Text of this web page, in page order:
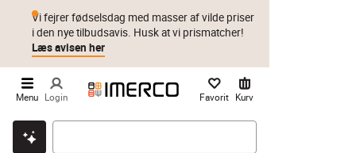
Klik & hent Byt i 1 år Prismatch
Vi fejrer fødselsdag med masser af vilde priser
i den nye tilbudsavis. Husk at vi prismatcher!
Læs avisen her
Menu Login Favorit Kurv